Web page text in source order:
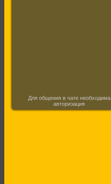
Для общения в чате необходима
авторизация